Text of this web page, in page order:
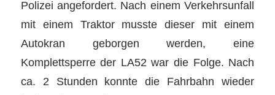
Polizei angefordert. Nach einem Verkehrsunfall
mit einem Traktor musste dieser mit einem
Autokran geborgen werden, eine
Komplettsperre der LA52 war die Folge. Nach
ca. 2 Stunden konnte die Fahrbahn wieder